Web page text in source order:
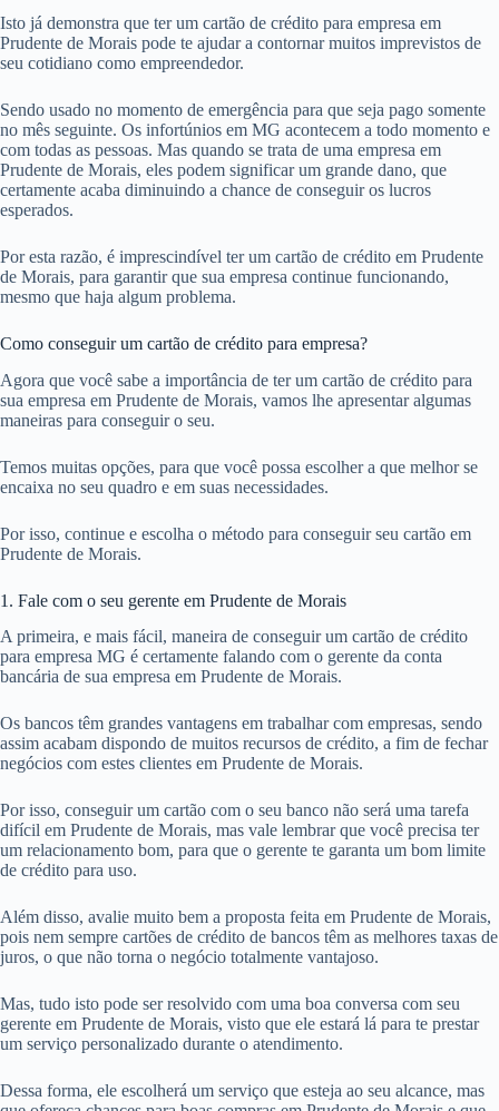
Isto já demonstra que ter um cartão de crédito para empresa em
Prudente de Morais pode te ajudar a contornar muitos imprevistos de
seu cotidiano como empreendedor.
Sendo usado no momento de emergência para que seja pago somente
no mês seguinte. Os infortúnios em MG acontecem a todo momento e
com todas as pessoas. Mas quando se trata de uma empresa em
Prudente de Morais, eles podem significar um grande dano, que
certamente acaba diminuindo a chance de conseguir os lucros
esperados.
Por esta razão, é imprescindível ter um cartão de crédito em Prudente
de Morais, para garantir que sua empresa continue funcionando,
mesmo que haja algum problema.
Como conseguir um cartão de crédito para empresa?
Agora que você sabe a importância de ter um cartão de crédito para
sua empresa em Prudente de Morais, vamos lhe apresentar algumas
maneiras para conseguir o seu.
Temos muitas opções, para que você possa escolher a que melhor se
encaixa no seu quadro e em suas necessidades.
Por isso, continue e escolha o método para conseguir seu cartão em
Prudente de Morais.
1. Fale com o seu gerente em Prudente de Morais
A primeira, e mais fácil, maneira de conseguir um cartão de crédito
para empresa MG é certamente falando com o gerente da conta
bancária de sua empresa em Prudente de Morais.
Os bancos têm grandes vantagens em trabalhar com empresas, sendo
assim acabam dispondo de muitos recursos de crédito, a fim de fechar
negócios com estes clientes em Prudente de Morais.
Por isso, conseguir um cartão com o seu banco não será uma tarefa
difícil em Prudente de Morais, mas vale lembrar que você precisa ter
um relacionamento bom, para que o gerente te garanta um bom limite
de crédito para uso.
Além disso, avalie muito bem a proposta feita em Prudente de Morais,
pois nem sempre cartões de crédito de bancos têm as melhores taxas de
juros, o que não torna o negócio totalmente vantajoso.
Mas, tudo isto pode ser resolvido com uma boa conversa com seu
gerente em Prudente de Morais, visto que ele estará lá para te prestar
um serviço personalizado durante o atendimento.
Dessa forma, ele escolherá um serviço que esteja ao seu alcance, mas